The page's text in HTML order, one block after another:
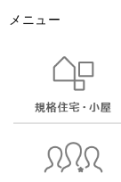
メニュー